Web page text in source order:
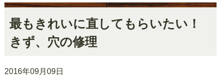
最もきれいに直してもらいたい！
きず、穴の修理
2016年09月09日